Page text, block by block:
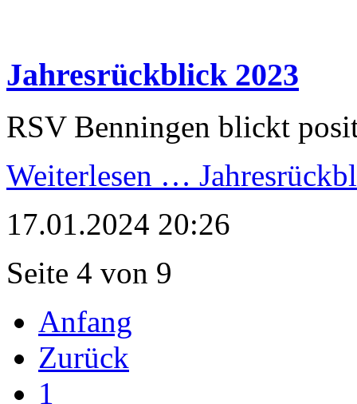
Jahresrückblick 2023
RSV Benningen blickt
Weiterlesen …
17.01.2024 20:26
Seite 4 von 9
Anfang
Zurück
1